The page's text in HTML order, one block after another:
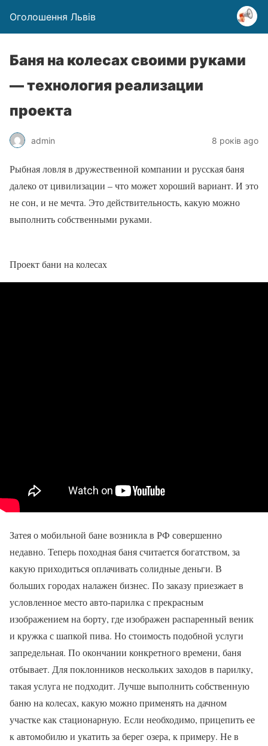
Оголошення Львів
Баня на колесах своими руками
— технология реализации
проекта
admin 8 років ago
Рыбная ловля в дружественной компании и русская баня
далеко от цивилизации – что может хороший вариант. И это
не сон, и не мечта. Это действительность, какую можно
выполнить собственными руками.
Проект бани на колесах
Затея о мобильной бане возникла в РФ совершенно
недавно. Теперь походная баня считается богатством, за
какую приходиться оплачивать солидные деньги. В
больших городах налажен бизнес. По заказу приезжает в
условленное место авто-парилка с прекрасным
изображением на борту, где изображен распаренный веник
и кружка с шапкой пива. Но стоимость подобной услуги
запредельная. По окончании конкретного времени, баня
отбывает. Для поклонников нескольких заходов в парилку,
такая услуга не подходит. Лучше выполнить собственную
баню на колесах, какую можно применять на дачном
участке как стационарную. Если необходимо, прицепить ее
к автомобилю и укатить за берег озера, к примеру. Не в